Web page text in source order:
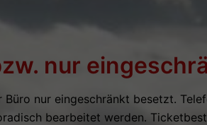
nur
Büro nur eingeschränkt besetzt.
bearbeitet werden.